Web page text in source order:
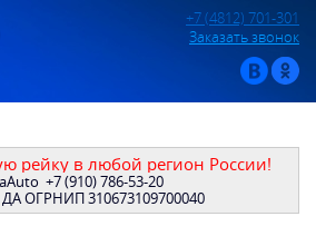
+7 (4812) 701-301
Заказать звонок
рейку в любой регион России!
+7 (910) 786-53-20
ОГРНИП 310673109700040